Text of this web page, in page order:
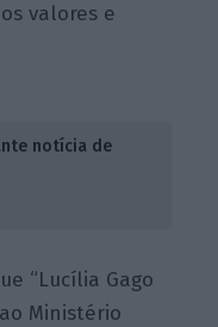
valores e
notícia de
“Lucília Gago
Ministério